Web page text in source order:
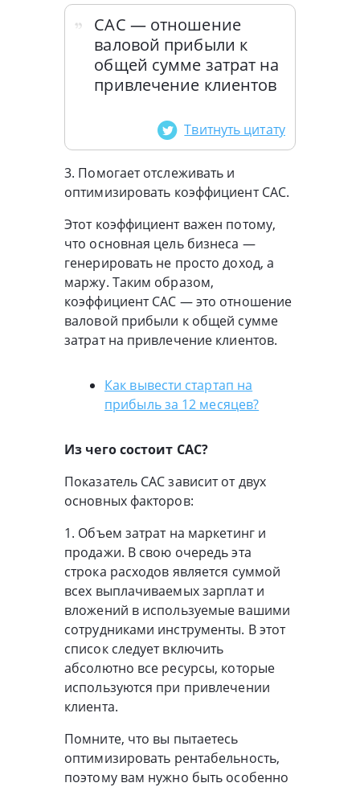
CAC — отношение
валовой прибыли к
общей сумме затрат на
привлечение клиентов
Твитнуть цитату
3. Помогает отслеживать и
оптимизировать коэффициент CAC.
Этот коэффициент важен потому,
что основная цель бизнеса —
генерировать не просто доход, а
маржу. Таким образом,
коэффициент CAC — это отношение
валовой прибыли к общей сумме
затрат на привлечение клиентов.
Как вывести стартап на
прибыль за 12 месяцев?
Из чего состоит CAC?
Показатель CAC зависит от двух
основных факторов:
1. Объем затрат на маркетинг и
продажи. В свою очередь эта
строка расходов является суммой
всех выплачиваемых зарплат и
вложений в используемые вашими
сотрудниками инструменты. В этот
список следует включить
абсолютно все ресурсы, которые
используются при привлечении
клиента.
Помните, что вы пытаетесь
оптимизировать рентабельность,
поэтому вам нужно быть особенно